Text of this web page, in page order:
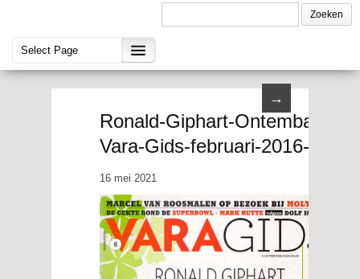
→
Ronald-Giphart-Ontembare-
Vara-Gids-februari-2016-750
16 mei 2021